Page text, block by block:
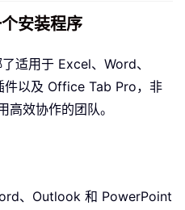
安装程序
适用于 Excel、Word、
以及 Office Tab Pro，非
效协作的团队。
、Outlook 和 PowerPoint